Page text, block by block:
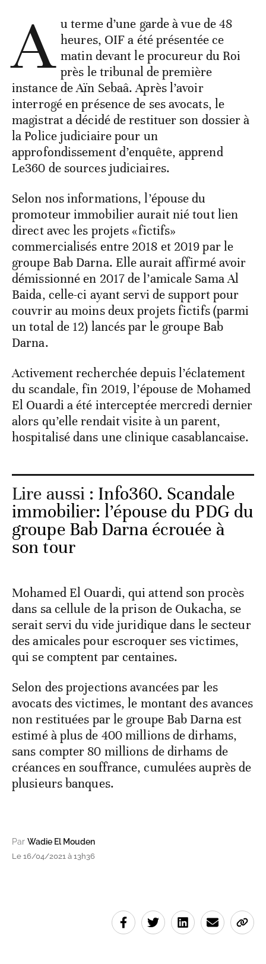
A u terme d’une garde à vue de 48
heures, OIF a été présentée ce
matin devant le procureur du Roi
près le tribunal de première
instance de Aïn Sebaâ. Après l’avoir
interrogé en présence de ses avocats, le
magistrat a décidé de restituer son dossier à
la Police judiciaire pour un
approfondissement d’enquête, apprend
Le360 de sources judiciaires.
Selon nos informations, l’épouse du
promoteur immobilier aurait nié tout lien
direct avec les projets «fictifs»
commercialisés entre 2018 et 2019 par le
groupe Bab Darna. Elle aurait affirmé avoir
démissionné en 2017 de l’amicale Sama Al
Baida, celle-ci ayant servi de support pour
couvrir au moins deux projets fictifs (parmi
un total de 12) lancés par le groupe Bab
Darna.
Activement recherchée depuis l’éclatement
du scandale, fin 2019, l’épouse de Mohamed
El Ouardi a été interceptée mercredi dernier
alors qu’elle rendait visite à un parent,
hospitalisé dans une clinique casablancaise.
Lire aussi : Info360. Scandale
immobilier: l’épouse du PDG du
groupe Bab Darna écrouée à
son tour
Mohamed El Ouardi, qui attend son procès
dans sa cellule de la prison de Oukacha, se
serait servi du vide juridique dans le secteur
des amicales pour escroquer ses victimes,
qui se comptent par centaines.
Selon des projections avancées par les
avocats des victimes, le montant des avances
non restituées par le groupe Bab Darna est
estimé à plus de 400 millions de dirhams,
sans compter 80 millions de dirhams de
créances en souffrance, cumulées auprès de
plusieurs banques.
Par Wadie El Mouden
Le 16/04/2021 à 13h36